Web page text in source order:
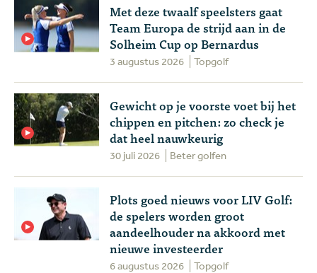
Met deze twaalf speelsters gaat
Team Europa de strijd aan in de
Solheim Cup op Bernardus
3 augustus 2026 Topgolf
Gewicht op je voorste voet bij het
chippen en pitchen: zo check je
dat heel nauwkeurig
30 juli 2026 Beter golfen
Plots goed nieuws voor LIV Golf:
de spelers worden groot
aandeelhouder na akkoord met
nieuwe investeerder
6 augustus 2026 Topgolf